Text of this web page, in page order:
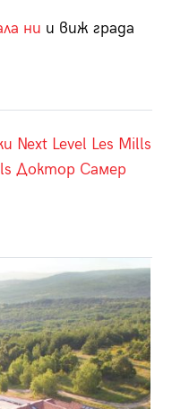
ни и виж града
Next Level Les Mills
Доктор Самер